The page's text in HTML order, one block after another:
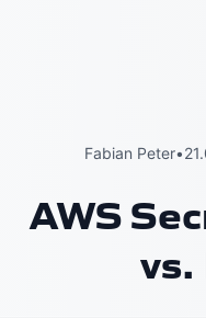
Fabian Peter•
AWS
vs.